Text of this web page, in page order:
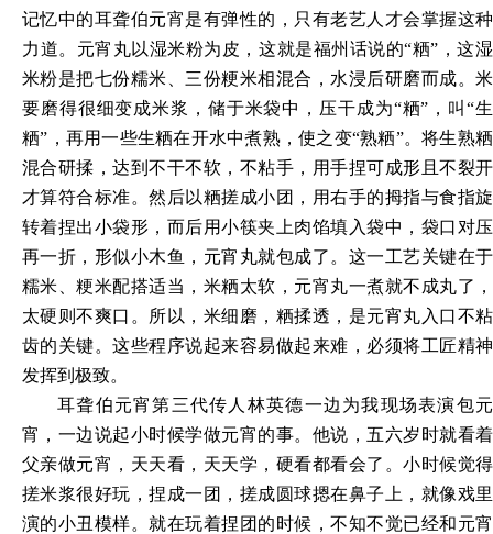
记忆中的耳聋伯元宵是有弹性的，只有老艺人才会掌握这种
力道。元宵丸以湿米粉为皮，这就是福州话说的“粞”，这湿
米粉是把七份糯米、三份粳米相混合，水浸后研磨而成。米
要磨得很细变成米浆，储于米袋中，压干成为“粞”，叫“生
粞”，再用一些生粞在开水中煮熟，使之变“熟粞”。将生熟粞
混合研揉，达到不干不软，不粘手，用手捏可成形且不裂开
才算符合标准。然后以粞搓成小团，用右手的拇指与食指旋
转着捏出小袋形，而后用小筷夹上肉馅填入袋中，袋口对压
再一折，形似小木鱼，元宵丸就包成了。这一工艺关键在于
糯米、粳米配搭适当，米粞太软，元宵丸一煮就不成丸了，
太硬则不爽口。所以，米细磨，粞揉透，是元宵丸入口不粘
齿的关键。这些程序说起来容易做起来难，必须将工匠精神
发挥到极致。
耳聋伯元宵第三代传人林英德一边为我现场表演包元
宵，一边说起小时候学做元宵的事。他说，五六岁时就看着
父亲做元宵，天天看，天天学，硬看都看会了。小时候觉得
搓米浆很好玩，捏成一团，搓成圆球摁在鼻子上，就像戏里
演的小丑模样。就在玩着捏团的时候，不知不觉已经和元宵